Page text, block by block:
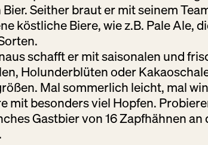
Bier. Seither braut er mit seinem
köstliche Biere, wie z.B. Pale Ale,
schafft er mit saisonalen und
Holunderblüten oder
Mal sommerlich leicht, mal
mit besonders viel Hopfen.
Gastbier von 16 Zapfhähnen
& BONI
DO:12:00 – 22:00
+ Milch